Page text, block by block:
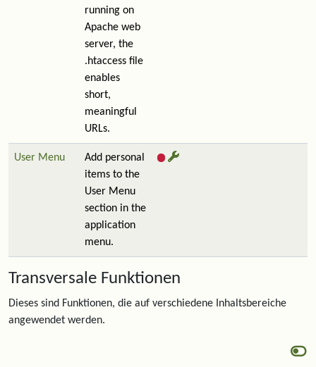
running on
Apache web
server, the
.htaccess file
enables
short,
meaningful
URLs.
User Menu
Add personal
items to the
User Menu
section in the
application
menu.
Transversale Funktionen
Dieses sind Funktionen, die auf verschiedene Inhaltsbereiche
angewendet werden.